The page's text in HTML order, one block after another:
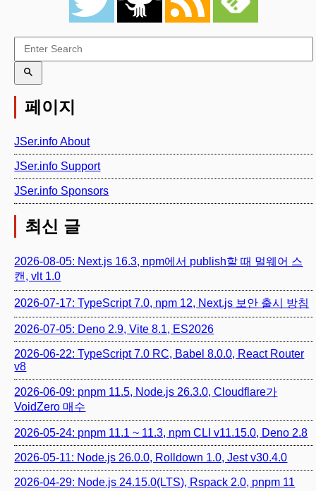
페이지
JSer.info About
JSer.info Support
JSer.info Sponsors
최신 글
2026-08-05: Next.js 16.3, npm에서 publish할 때 멀웨어 스
캔, vlt 1.0
2026-07-17: TypeScript 7.0, npm 12, Next.js 보안 출시 방침
2026-07-05: Deno 2.9, Vite 8.1, ES2026
2026-06-22: TypeScript 7.0 RC, Babel 8.0.0, React Router
v8
2026-06-09: pnpm 11.5, Node.js 26.3.0, Cloudflare가
VoidZero 매수
2026-05-24: pnpm 11.1 ~ 11.3, npm CLI v11.15.0, Deno 2.8
2026-05-11: Node.js 26.0.0, Rolldown 1.0, Jest v30.4.0
2026-04-29: Node.js 24.15.0(LTS), Rspack 2.0, pnpm 11